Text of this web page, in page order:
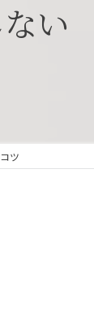
い
ツ